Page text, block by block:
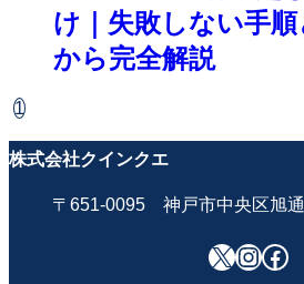
け｜失敗しない手
から完全解説
1
株式会社クインクエ
〒651-0095 神戸市中央区旭
X